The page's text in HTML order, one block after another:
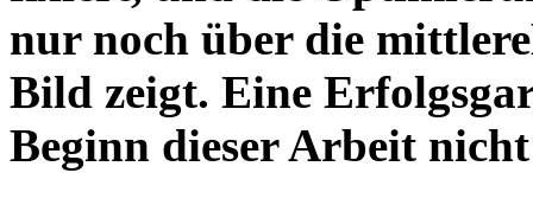
nur noch über die
Bild zeigt. Eine
Beginn dieser Arbeit